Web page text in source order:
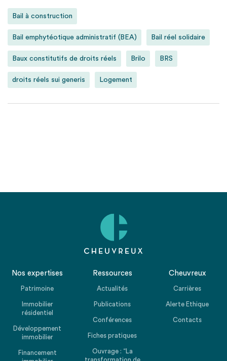
Bail à construction
Bail emphytéotique administratif (BEA) Bail réel solidaire
Baux constitutifs de droits réels Brilo BRS
droits réels sui generis Logement
Nos expertises
Patrimoine
Immobilier
résidentiel
Développement
immobilier
Financement
Ressources
Actualités
Publications
Conférences
Fiches pratiques
Ouvrage : “La
Cheuvreux
Carrières
Alerte Ethique
Contacts